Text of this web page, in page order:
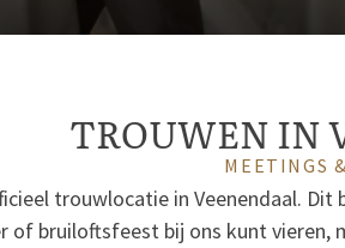
TROUWEN IN
MEETINGS
trouwlocatie in Veenendaal.
of bruiloftsfeest bij ons kunt vieren,